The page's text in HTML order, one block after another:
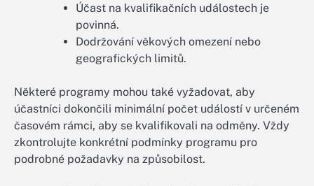
Účast na kvalifikačních událostech je
povinná.
Dodržování věkových omezení nebo
geografických limitů.
Některé programy mohou také vyžadovat, aby
účastníci dokončili minimální počet událostí v určeném
časovém rámci, aby se kvalifikovali na odměny. Vždy
zkontrolujte konkrétní podmínky programu pro
podrobné požadavky na způsobilost.